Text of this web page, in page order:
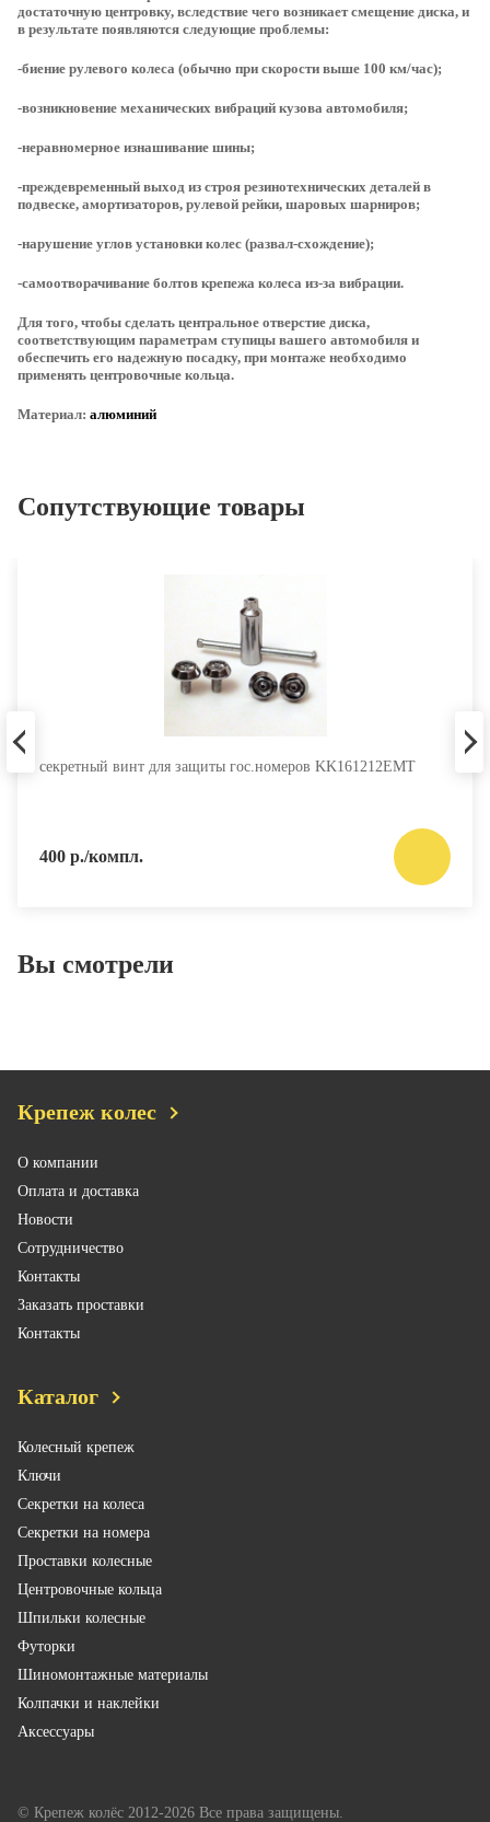
достаточную центровку, вследствие чего возникает смещение диска, и
в результате появляются следующие проблемы:
-биение рулевого колеса (обычно при скорости выше 100 км/час);
-возникновение механических вибраций кузова автомобиля;
-неравномерное изнашивание шины;
-преждевременный выход из строя резинотехнических деталей в
подвеске, амортизаторов, рулевой рейки, шаровых шарниров;
-нарушение углов установки колес (развал-схождение);
-самоотворачивание болтов крепежа колеса из-за вибрации.
Для того, чтобы сделать центральное отверстие диска,
соответствующим параметрам ступицы вашего автомобиля и
обеспечить его надежную посадку, при монтаже необходимо
применять центровочные кольца.
Материал: алюминий
Сопутствующие товары
секретный винт для защиты гос.номеров KK161212EMT
400 р./компл.
Вы смотрели
Крепеж колес
О компании
Оплата и доставка
Новости
Сотрудничество
Контакты
Заказать проставки
Контакты
Каталог
Колесный крепеж
Ключи
Секретки на колеса
Секретки на номера
Проставки колесные
Центровочные кольца
Шпильки колесные
Футорки
Шиномонтажные материалы
Колпачки и наклейки
Аксессуары
© Крепеж колёс 2012-2026 Все права защищены.